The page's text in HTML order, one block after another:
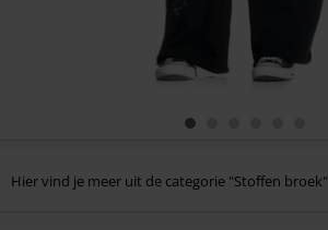
Hier vind je meer uit de categorie "Stoffen broek"